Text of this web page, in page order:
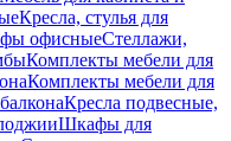
Кресла, стулья для
офисныеСтеллажи,
Комплекты мебели для
Комплекты мебели для
Кресла подвесные,
Шкафы для